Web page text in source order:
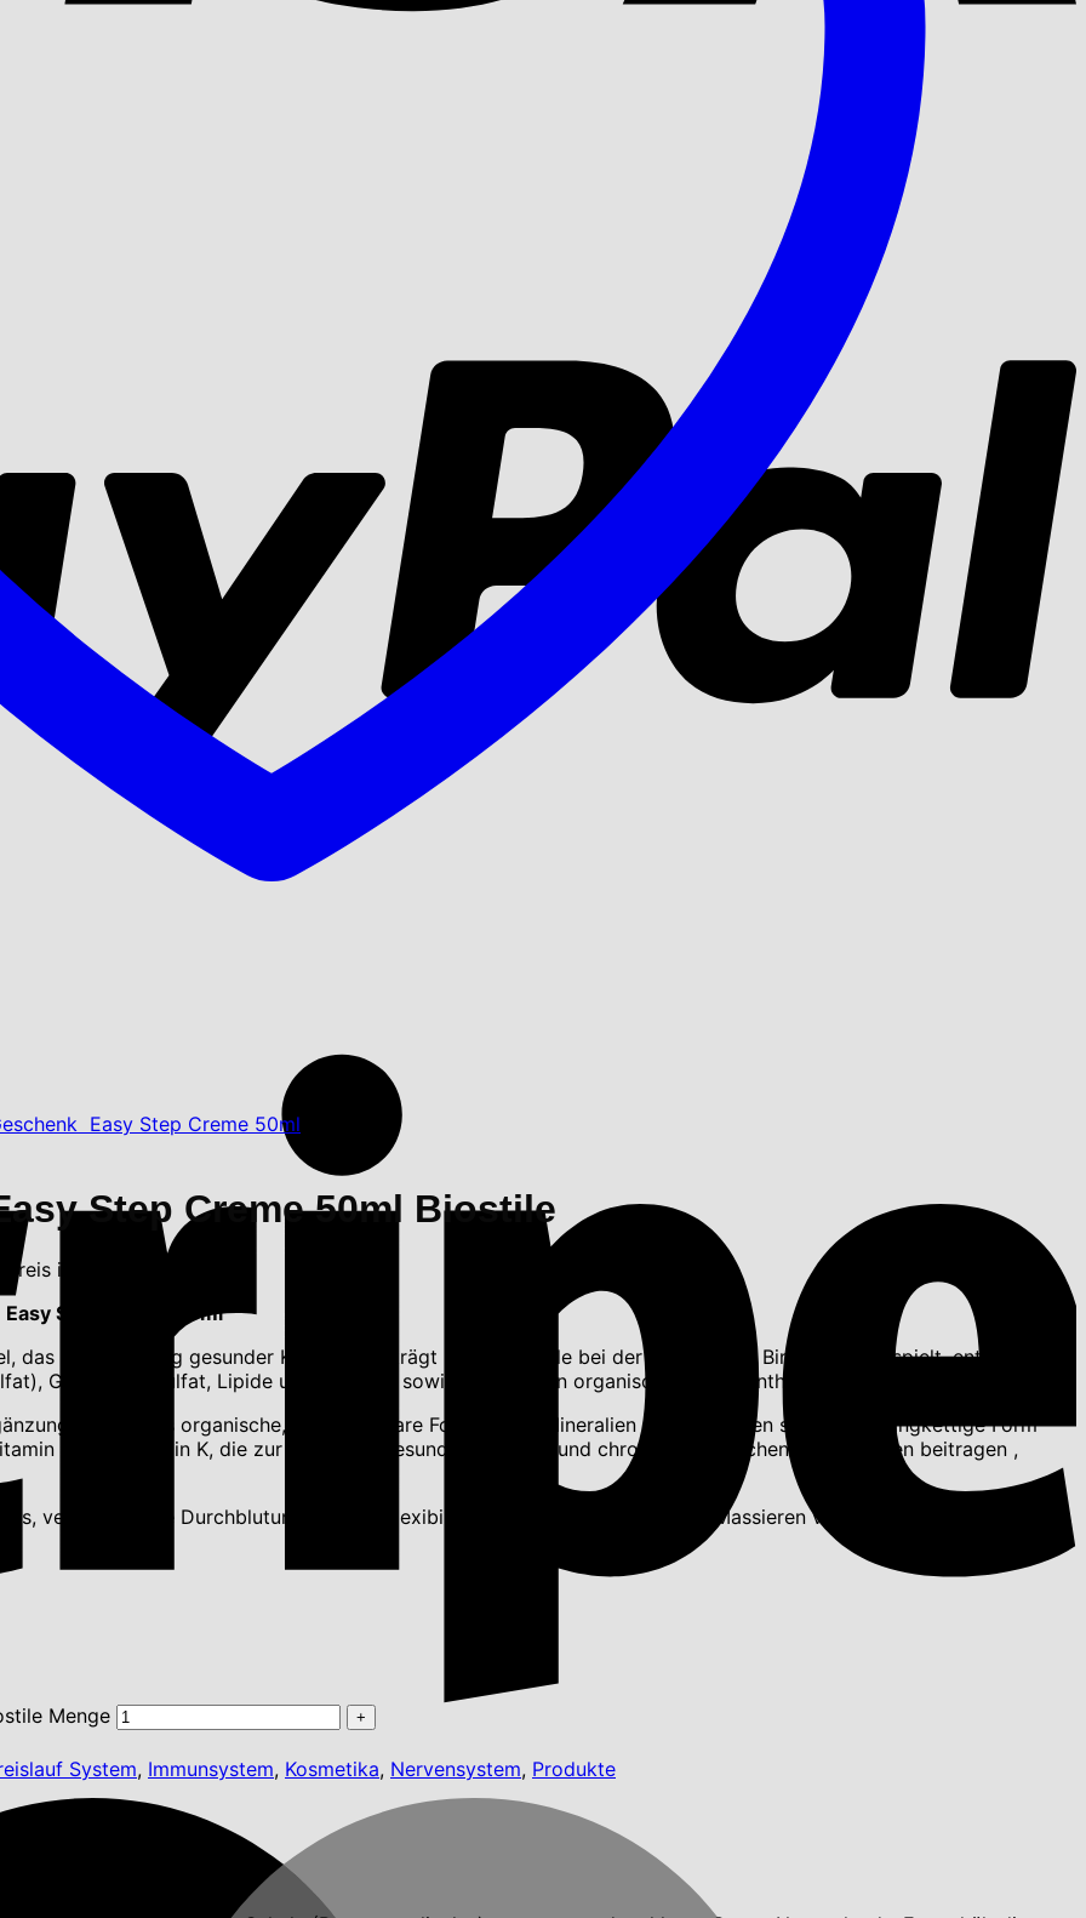
Step Creme 50ml Biostile
ist: 57.80 €.
Step Creme 50ml
das zur Erhaltung gesunder Knochen beiträgt und eine Rolle bei der Bildung von Bindegewebe spielt. enthält
Glucosaminsulfat, Lipide und Kollagen sowie Schwefel in organischer Form. Enthält Mangan!
das organische, bioverfügbare Formen von Mineralien und Vitaminen sowie eine langkettige Form
D und Vitamin K, die zur Erhaltung gesunder Knochen und chronischer Knochenerkrankungen beitragen ,
verbessert die Durchblutung und die Flexibilität des Gewebes. Ideal zum Massieren von Gelenken mit
Menge
System, Immunsystem, Kosmetika, Nervensystem, Produkte